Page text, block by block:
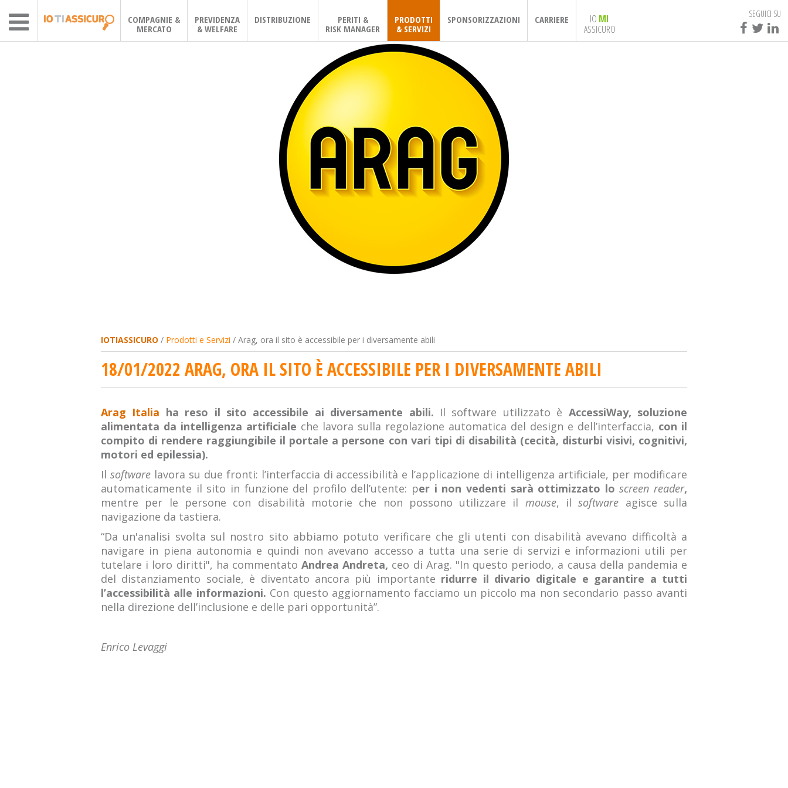
COMPAGNIE &
MERCATO
PREVIDENZA
& WELFARE
DISTRIBUZIONE
PERITI &
RISK MANAGER
PRODOTTI
& SERVIZI
SPONSORIZZAZIONI CARRIERE IO MI
ASSICURO
SEGUICI SU
IOTIASSICURO / Prodotti e Servizi / Arag, ora il sito è accessibile per i diversamente abili
18/01/2022 ARAG, ORA IL SITO È ACCESSIBILE PER I DIVERSAMENTE ABILI
Arag Italia ha reso il sito accessibile ai diversamente abili. Il software utilizzato è AccessiWay, soluzione
alimentata da intelligenza artificiale che lavora sulla regolazione automatica del design e dell’interfaccia, con il
compito di rendere raggiungibile il portale a persone con vari tipi di disabilità (cecità, disturbi visivi, cognitivi,
motori ed epilessia).
Il software lavora su due fronti: l’interfaccia di accessibilità e l’applicazione di intelligenza artificiale, per modificare
automaticamente il sito in funzione del profilo dell’utente: per i non vedenti sarà ottimizzato loscreen reader,
mentre per le persone con disabilità motorie che non possono utilizzare il mouse, ilsoftware agisce sulla
navigazione da tastiera.
“Da un'analisi svolta sul nostro sito abbiamo potuto verificare che gli utenti con disabilità avevano difficoltà a
navigare in piena autonomia e quindi non avevano accesso a tutta una serie di servizi e informazioni utili per
tutelare i loro diritti", ha commentato Andrea Andreta, ceo di Arag. "In questo periodo, a causa della pandemia e
del distanziamento sociale, è diventato ancora più importante ridurre il divario digitale e garantire a tutti
l’accessibilità alle informazioni. Con questo aggiornamento facciamo un piccolo ma non secondario passo avanti
nella direzione dell’inclusione e delle pari opportunità”.
​Enrico Levaggi